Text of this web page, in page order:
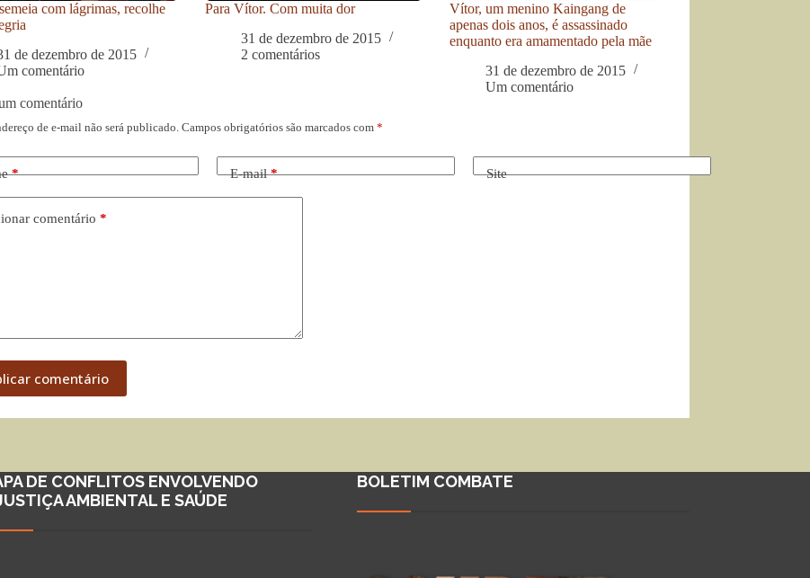
com lágrimas, recolhe
de dezembro de 2015
comentário
Para Vítor. Com muita dor
31 de dezembro de 2015
2 comentários
Vítor, um menino Kaingang de
apenas dois anos, é assassinado
enquanto era amamentado pela mãe
31 de dezembro de 2015
Um comentário
comentário
de e-mail não será publicado. Campos obrigatórios são marcados com *
* E-mail* Site
comentário *
comentário
DE CONFLITOS ENVOLVENDO
AMBIENTAL E SAÚDE
BOLETIM COMBATE